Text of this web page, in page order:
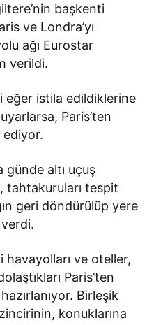
başkenti
ve Londra’yı
ağı Eurostar
verildi.
eğer istila edildiklerine
Paris’ten
günde altı uçuş
tahtakuruları tespit
geri döndürülüp yere
havayolları ve oteller,
Paris’ten
Birleşik
konuklarına